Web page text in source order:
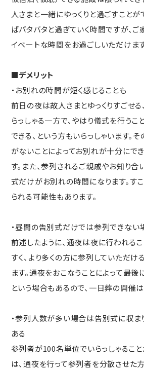
人さまと一緒にゆっくりと過ごすことが
ばバタバタと過ぎていく時間ですが、ご
イベートな時間をお過ごしいただけます
■デメリット
・お別れの時間が短く感じることも
前日の夜は故人さまとゆっくりすごせ
らっしゃる一方で、やはり儀式を行う
できる、という方もいらっしゃいます。
がないことによってお別れが十分にで
す。また、参列されるご親戚やお知り合
式だけがお別れの時間になります。す
られる可能性もあります。
・昼間の告別式だけでは参列できない
前述したように、通夜は夜に行われる
すく、より多くの方に参列していただけ
ます。通夜をおこなうことによって最後
という場合もあるので、一日葬の開催
・参列人数が多い場合は告別式に収ま
ある
参列者が100名単位でいらっしゃるこ
は、通夜を行って参列者を分散させた